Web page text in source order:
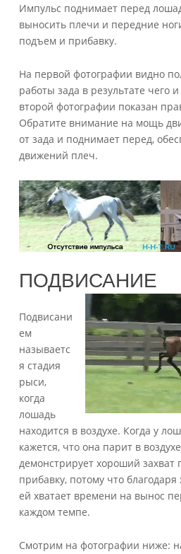
Импульс поднимает перед
выносить плечи и передние
подъем и прибавку.
На первой фотографии видно
работы зада в результате чего
второй фотографии показан
Обратите внимание на мощь
от зада и поднимает перед,
движений плеч.
ПОДВИСАНИЕ
Подвисани
ем
называетс
я стадия
рыси,
когда
лошадь
находится в воздухе. Когда у
кажется, что она парит в
демонстрирует хороший захват
прибавку, потому что
ей хватает времени на вынос
каждом темпе.
Смотрим на фотографии ниже: